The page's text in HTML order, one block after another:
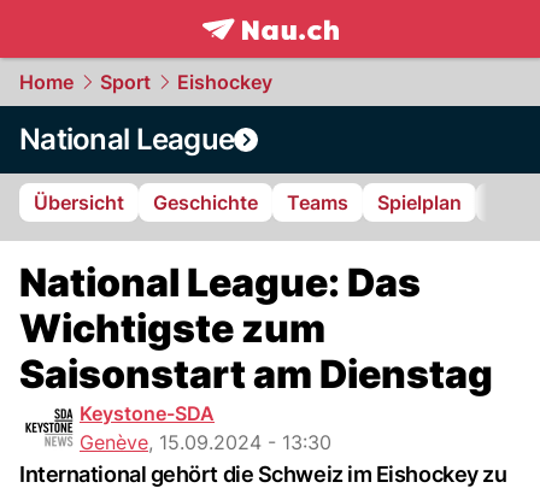
frontpage.NAU.ch
Home Sport Eishockey
National League
Übersicht Geschichte Teams Spielplan
National League: Das
Wichtigste zum
Saisonstart am Dienstag
Keystone-SDA
Genève, 15.09.2024 - 13:30
International gehört die Schweiz im Eishockey zu